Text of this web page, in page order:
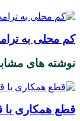
کم محلی به
نوشته های
قطع همکاری با